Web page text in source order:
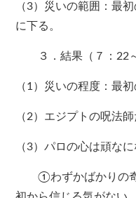
（3）災いの範囲：最
に下る。
３．結果（７：22～
（1）災いの程度：最
（2）エジプトの呪法
（3）パロの心は頑なに
①わずかばかりの奇